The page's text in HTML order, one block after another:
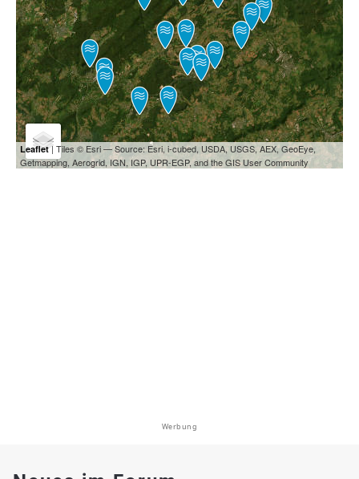
Leaflet| Tiles © Esri — Source: Esri, i-cubed, USDA, USGS, AEX, GeoEye,
Getmapping, Aerogrid, IGN, IGP, UPR-EGP, and the GIS User Community
Werbung